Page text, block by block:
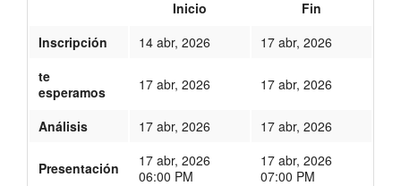
Inicio
Fin
Inscripción
14 abr, 2026
17 abr, 2026
te
esperamos
17 abr, 2026 17 abr, 2026
Análisis 17 abr, 2026 17 abr, 2026
Presentación
17 abr, 2026
06:00 PM
17 abr, 2026
07:00 PM